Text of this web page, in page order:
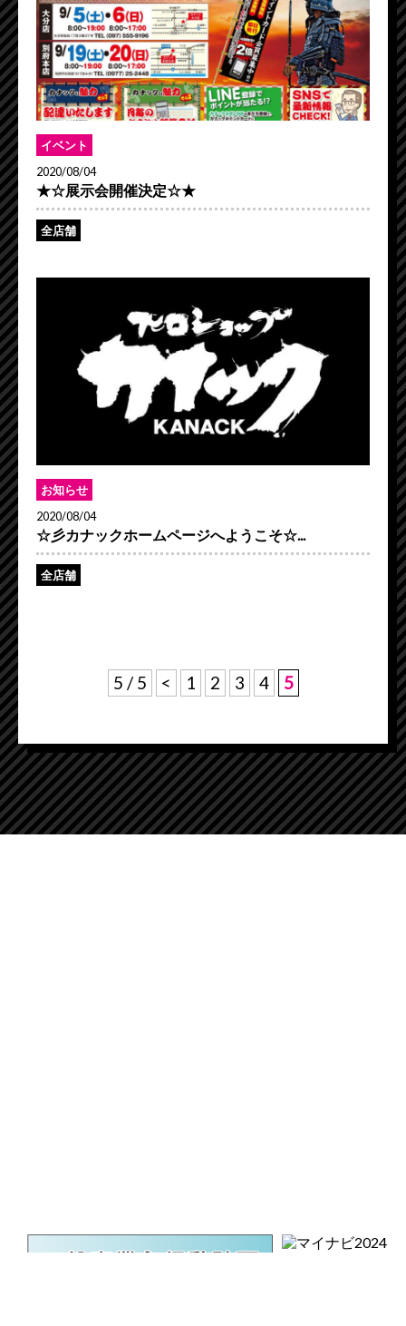
イベント
2020/08/04
★☆展示会開催決定☆★
全店舗
お知らせ
2020/08/04
☆彡カナックホームページへようこそ☆...
全店舗
5 / 5 < 1 2 3 4 5